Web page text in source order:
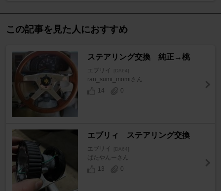
この記事を見た人におすすめ
ステアリング交換 純正→桃
エブリイ [DA64]
ran_sumi_momiさん
14
0
エブリィ ステアリング交換
エブリイ [DA64]
ばたやんーさん
13
0